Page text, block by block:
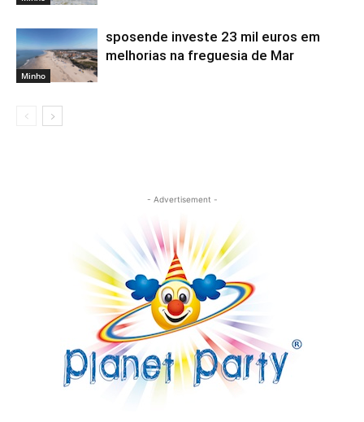
Minho
sposende investe 23 mil euros em
melhorias na freguesia de Mar
- Advertisement -